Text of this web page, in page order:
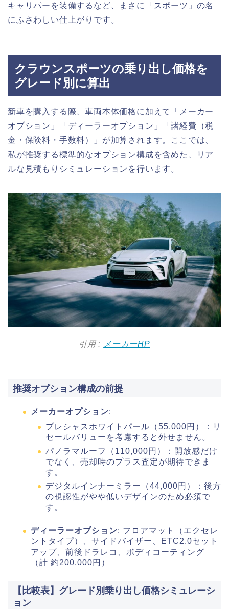
キャリパーを装備するなど、まさに「スポーツ」の名
にふさわしい仕上がりです。
クラウンスポーツの乗り出し価格を
グレード別に算出
新車を購入する際、車両本体価格に加えて「メーカー
オプション」「ディーラーオプション」「諸経費（税
金・保険料・手数料）」が加算されます。ここでは、
私が推奨する標準的なオプション構成を含めた、リア
ルな見積もりシミュレーションを行います。
引用 : メーカーHP
推奨オプション構成の前提
メーカーオプション:
プレシャスホワイトパール（55,000円）：リ
セールバリューを考慮すると外せません。
パノラマルーフ（110,000円）：開放感だけ
でなく、売却時のプラス査定が期待できま
す。
デジタルインナーミラー（44,000円）：後方
の視認性がやや低いデザインのため必須で
す。
ディーラーオプション: フロアマット（エクセレ
ントタイプ）、サイドバイザー、ETC2.0セット
アップ、前後ドラレコ、ボディコーティング
（計 約200,000円）
【比較表】グレード別乗り出し価格シミュレーシ
ョン